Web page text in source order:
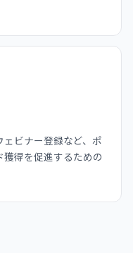
ェビナー登録など、ポ
得を促進するための